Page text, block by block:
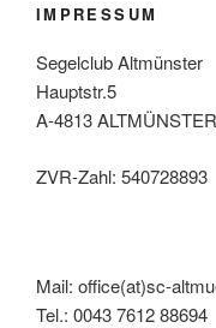
IMPRESSUM
Segelclub Altmünster
Hauptstr.5
A-4813 ALTMÜNSTER
ZVR-Zahl: 540728893
Mail: office(at)sc-
Tel.: 0043 7612 88694